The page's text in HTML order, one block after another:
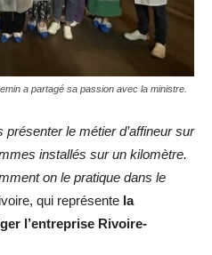
a partagé sa passion avec la ministre.
le métier d’affineur sur
installés sur un kilomètre.
on le pratique dans le
qui représente la
l’entreprise Rivoire-